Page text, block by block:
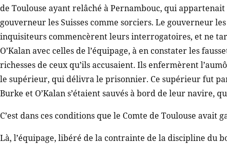
de Toulouse ayant relâché à Pernambouc, qui appartenait
gouverneur les Suisses comme sorciers. Le gouverneur
inquisiteurs commencèrent leurs interrogatoires, et ne
O’Kalan avec celles de l’équipage, à en constater les
richesses de ceux qu’ils accusaient. Ils enfermèrent
le supérieur, qui délivra le prisonnier. Ce supérieur fut
Burke et O’Kalan s’étaient sauvés à bord de leur navire,
C’est dans ces conditions que le Comte de Toulouse avait
Là, l’équipage, libéré de la contrainte de la discipline du